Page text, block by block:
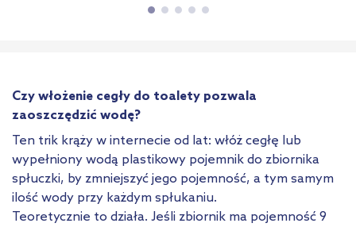
Czy włożenie cegły do toalety pozwala
zaoszczędzić wodę?
Ten trik krąży w internecie od lat: włóż cegłę lub
wypełniony wodą plastikowy pojemnik do zbiornika
spłuczki, by zmniejszyć jego pojemność, a tym samym
ilość wody przy każdym spłukaniu.
Teoretycznie to działa. Jeśli zbiornik ma pojemność 9